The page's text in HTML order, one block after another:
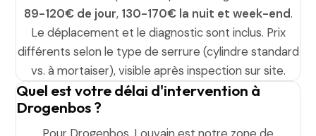
89-120€ de jour, 130-170€ la nuit et week-end.
Le déplacement et le diagnostic sont inclus. Prix
différents selon le type de serrure (cylindre standard
vs. à mortaiser), visible après inspection sur site.
Quel est votre délai d'intervention à
Drogenbos ?